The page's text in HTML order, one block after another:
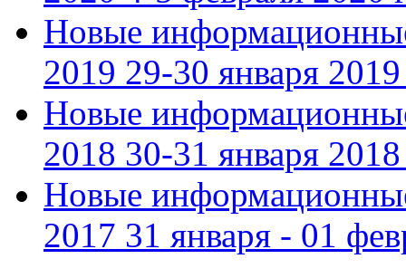
Новые
2019 29-30 января 2019
Новые
2018 30-31 января 2018
Новые
2017 31 января - 01